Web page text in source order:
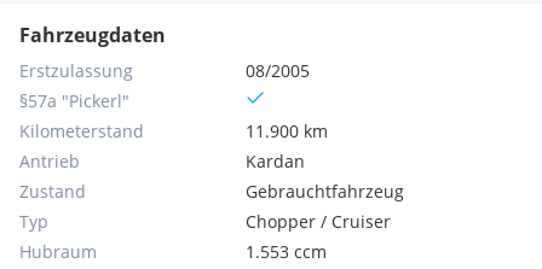
Fahrzeugdaten
Erstzulassung
08/2005
§57a "Pickerl"
Kilometerstand
11.900 km
Antrieb
Kardan
Zustand
Gebrauchtfahrzeug
Typ
Chopper / Cruiser
Hubraum
1.553 ccm